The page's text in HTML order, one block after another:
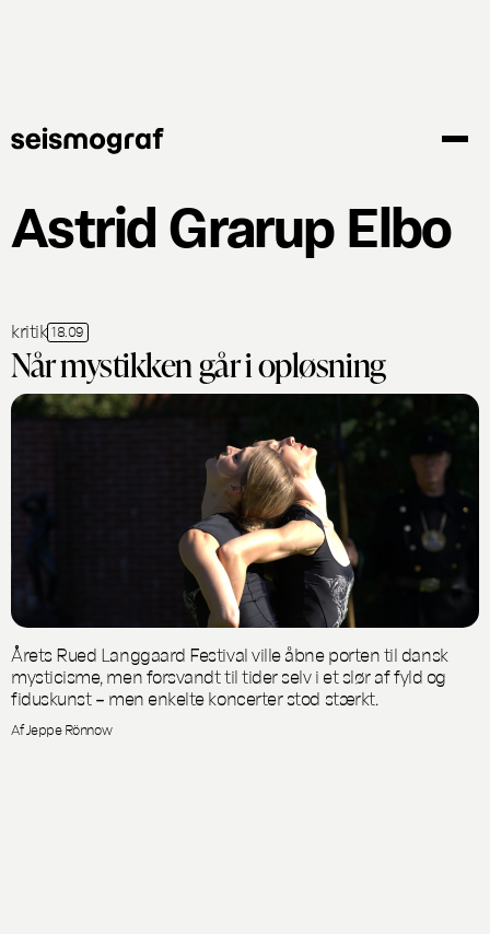
Astrid Grarup Elbo
kritik 18.09
Når mystikken går i opløsning
Årets Rued Langgaard Festival ville åbne porten til dansk
mysticisme, men forsvandt til tider selv i et slør af fyld og
fiduskunst – men enkelte koncerter stod stærkt.
Af Jeppe Rönnow